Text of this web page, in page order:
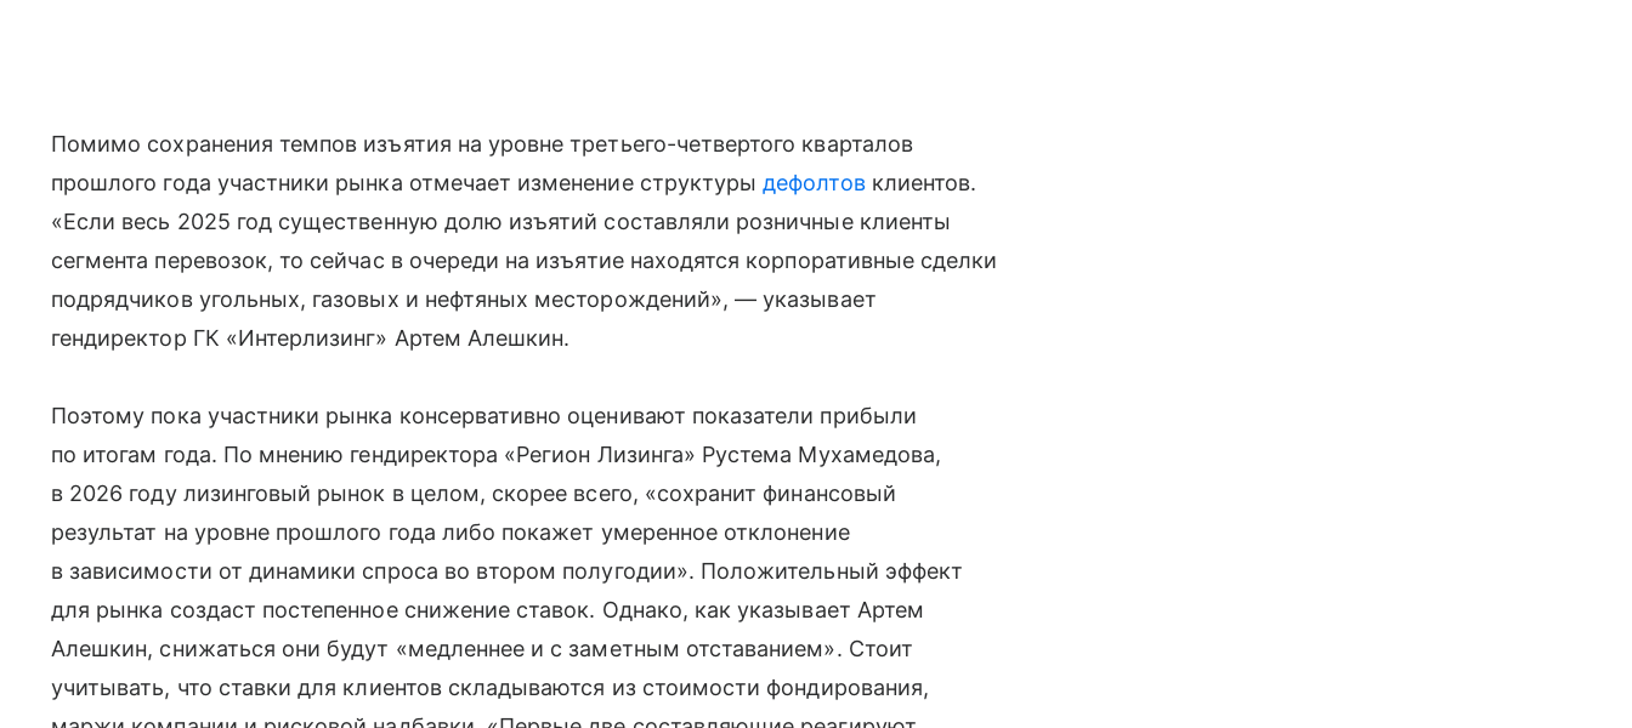
Помимо сохранения темпов изъятия на уровне третьего-четвертого кварталов
прошлого года участники рынка отмечает изменение структурыдефолтовклиентов.
«Если весь 2025 год существенную долю изъятий составляли розничные клиенты
сегмента перевозок, то сейчас в очереди на изъятие находятся корпоративные сделки
подрядчиков угольных, газовых и нефтяных месторождений», — указывает
гендиректор ГК «Интерлизинг» Артем Алешкин.
Поэтому пока участники рынка консервативно оценивают показатели прибыли
по итогам года. По мнению гендиректора «Регион Лизинга» Рустема Мухамедова,
в 2026 году лизинговый рынок в целом, скорее всего, «сохранит финансовый
результат на уровне прошлого года либо покажет умеренное отклонение
в зависимости от динамики спроса во втором полугодии». Положительный эффект
для рынка создаст постепенное снижение ставок. Однако, как указывает Артем
Алешкин, снижаться они будут «медленнее и с заметным отставанием». Стоит
учитывать, что ставки для клиентов складываются из стоимости фондирования,